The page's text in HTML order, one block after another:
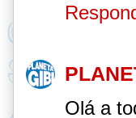
Olá a